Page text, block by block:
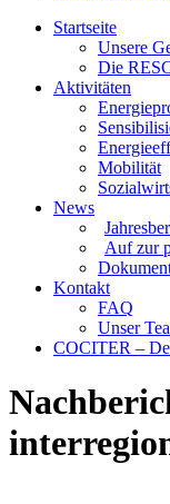
Startseite
Unsere
Die
Aktivitäten
Mobilität
News
Auf zur
Kontakt
FAQ
Unser
COCITER –